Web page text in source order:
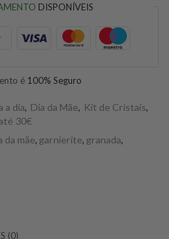
DISPONÍVEIS
é 100% Seguro
a dia, Dia da Mãe, Kit de Cristais,
30€
da mãe, garnierite, granada,
(0)